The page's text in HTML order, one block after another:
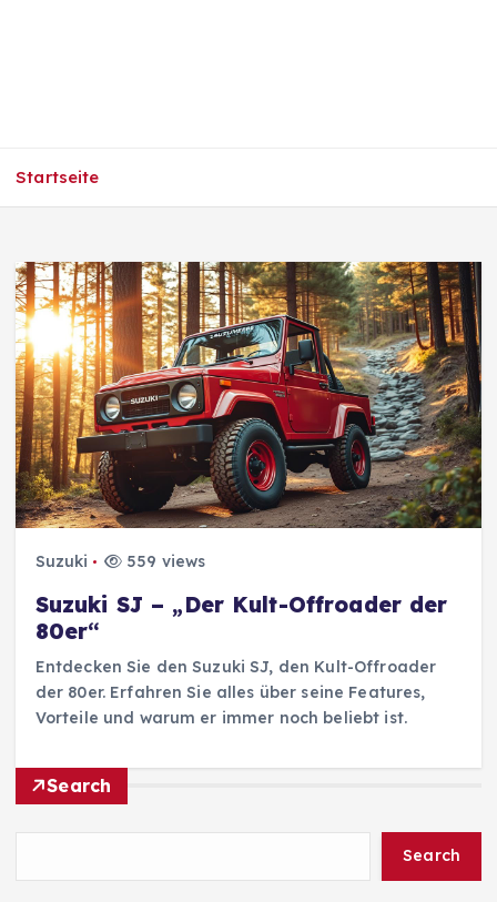
Startseite
Suzuki 559 views
Suzuki SJ – „Der Kult-Offroader der
80er“
Entdecken Sie den Suzuki SJ, den Kult-Offroader
der 80er. Erfahren Sie alles über seine Features,
Vorteile und warum er immer noch beliebt ist.
Search
Search